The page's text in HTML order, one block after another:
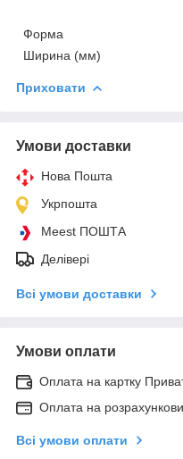
Форма
Ширина (мм)
Приховати
Умови доставки
Нова Пошта
Укрпошта
Meest ПОШТА
Делівері
Всі умови доставки
Умови оплати
Оплата на картку
Оплата на
Всі умови оплати